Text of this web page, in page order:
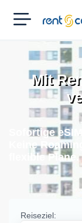
RENT'N
CONNECT
Mit
Sofortige
Keine
flexible Plane.
Reiseziel: